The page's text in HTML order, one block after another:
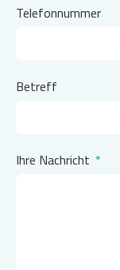
Telefonnummer
Betreff
Ihre Nachricht